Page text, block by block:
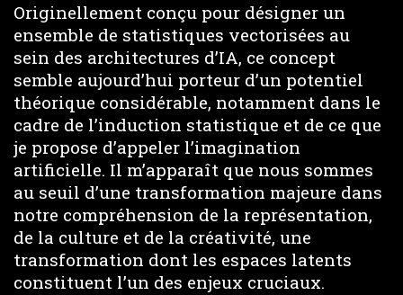
Originellement conçu pour désigner un
ensemble de statistiques vectorisées au
sein des architectures d’IA, ce concept
semble aujourd’hui porteur d’un potentiel
théorique considérable, notamment dans le
cadre de l’induction statistique et de ce que
je propose d’appeler l’imagination
artificielle. Il m’apparaît que nous sommes
au seuil d’une transformation majeure dans
notre compréhension de la représentation,
de la culture et de la créativité, une
transformation dont les espaces latents
constituent l’un des enjeux cruciaux.